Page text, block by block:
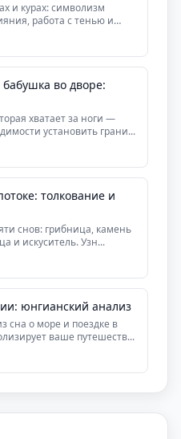
и курах: символизм
работа с тенью и
во дворе:
хватает за ноги —
установить грани...
толкование и
снов: грибница, камень
и искуситель. Узн...
юнгианский анализ
сна о море и поездке в
ваше путешеств...